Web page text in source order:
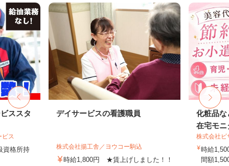
ススタ
ス
格所持
デイサービスの看護職員
株式会社揚工舎／ヨウコー駒込
時給1,800円 ★賃上げしました！！
化粧品な
在宅モニ
株式会社ビ
時給
間額